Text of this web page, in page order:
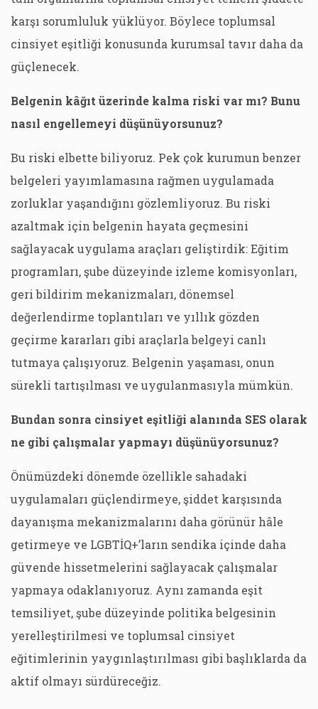
karşı sorumluluk yüklüyor. Böylece toplumsal
cinsiyet eşitliği konusunda kurumsal tavır daha da
güçlenecek.
Belgenin kâğıt üzerinde kalma riski var mı? Bunu
nasıl engellemeyi düşünüyorsunuz?
Bu riski elbette biliyoruz. Pek çok kurumun benzer
belgeleri yayımlamasına rağmen uygulamada
zorluklar yaşandığını gözlemliyoruz. Bu riski
azaltmak için belgenin hayata geçmesini
sağlayacak uygulama araçları geliştirdik: Eğitim
programları, şube düzeyinde izleme komisyonları,
geri bildirim mekanizmaları, dönemsel
değerlendirme toplantıları ve yıllık gözden
geçirme kararları gibi araçlarla belgeyi canlı
tutmaya çalışıyoruz. Belgenin yaşaması, onun
sürekli tartışılması ve uygulanmasıyla mümkün.
Bundan sonra cinsiyet eşitliği alanında SES olarak
ne gibi çalışmalar yapmayı düşünüyorsunuz?
Önümüzdeki dönemde özellikle sahadaki
uygulamaları güçlendirmeye, şiddet karşısında
dayanışma mekanizmalarını daha görünür hâle
getirmeye ve LGBTİQ+’ların sendika içinde daha
güvende hissetmelerini sağlayacak çalışmalar
yapmaya odaklanıyoruz. Aynı zamanda eşit
temsiliyet, şube düzeyinde politika belgesinin
yerelleştirilmesi ve toplumsal cinsiyet
eğitimlerinin yaygınlaştırılması gibi başlıklarda da
aktif olmayı sürdüreceğiz.